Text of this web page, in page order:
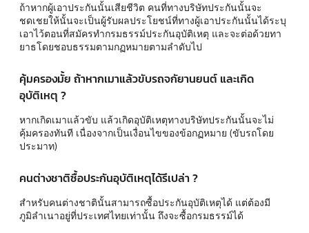
ถ้าหากผู้เอาประกันนั้นเสียชีวิต คนที่ทางบริษัทประกันนั้นจะ
ชดเชยให้นั้นจะเป็นผู้รับผลประโยชน์ที่ทางผู้เอาประกันนั้นได้ระบุ
เอาไว้ตอนที่สมัครทำกรมธรรม์ประกันอุบัติเหตุ และจะต่อด้วยทา
ยาธโดยชอบธรรมตามกฏหมายตามลำดับไป
คุ้มครองมั้ย ถ้าหากเมาแล้วขับรถจกัยานยนต์ และเกิด
อุบัติเหตุ ?
หากเกิดเมาแล้วขับ แล้วเกิดอุบัติเหตุทางบริษัทประกันนั้นจะไม่
คุ้มครองทันที เนื่องจากเป็นเงื่อนไขของข้อกฏหมาย (ขับรถโดย
ประมาท)
คนต่างชาติซื้อประกันอุบัติเหตุได้รึเปล่า ?
สำหรับคนต่างชาตินั้นสามารถซื้อประกันอุบัติเหตุได้ แต่ต้องมี
ภูมิลำเนาอยู่ที่ประเทศไทยเท่านั้น ถึงจะซื้อกรมธรรม์ได้